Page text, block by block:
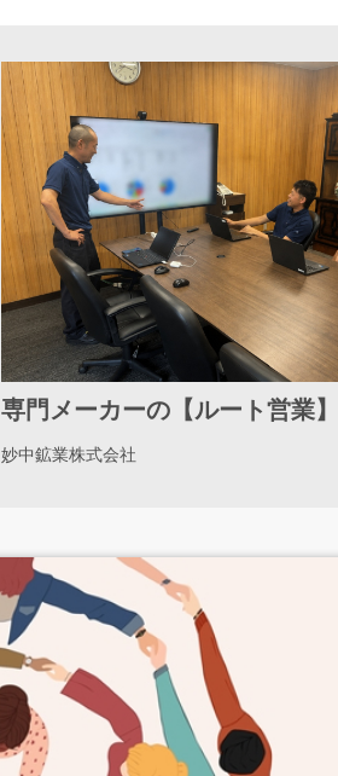
専門メーカーの【ルート営業】
妙中鉱業株式会社